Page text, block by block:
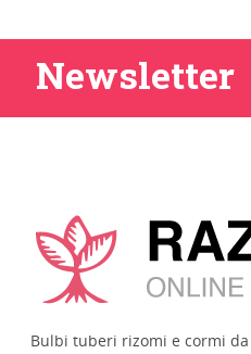
Newsletter
Bulbi tuberi rizomi e cormi da